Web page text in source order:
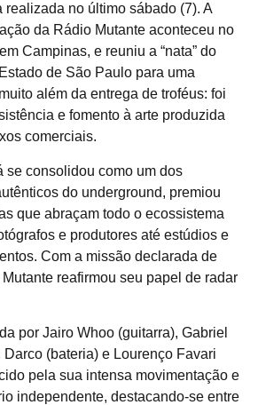
realizada no último sábado (7). A
da Rádio Mutante aconteceu no
Campinas, e reuniu a “nata” do
de São Paulo para uma
além da entrega de troféus: foi
e fomento à arte produzida
comerciais.
se consolidou como um dos
do underground, premiou
que abraçam todo o ecossistema
e produtores até estúdios e
Com a missão declarada de
reafirmou seu papel de radar
por Jairo Whoo (guitarra), Gabriel
(bateria) e Lourenço Favari
pela sua intensa movimentação e
independente, destacando-se entre